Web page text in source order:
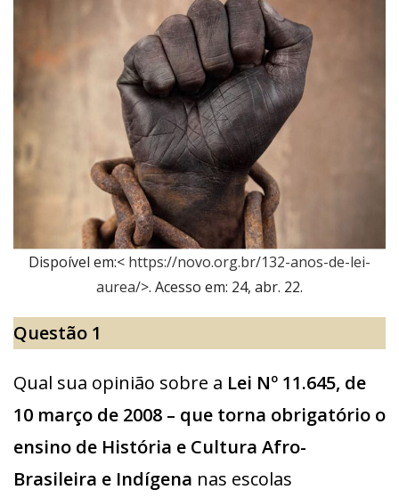
Dispoível em:< https://novo.org.br/132-anos-de-lei-
aurea/>. Acesso em: 24, abr. 22.
Questão 1
Qual sua opinião sobre a Lei Nº 11.645, de
10 março de 2008 – que torna obrigatório o
ensino de História e Cultura Afro-
Brasileira e Indígena nas escolas